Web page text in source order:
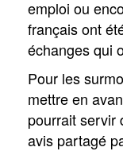
emploi ou
français ont
échanges qui
Pour les
mettre en
pourrait servir
avis partagé